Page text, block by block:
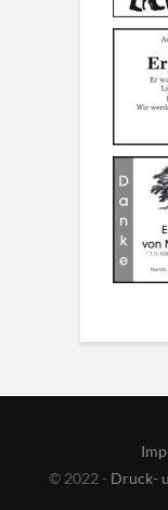
© 2022 - Druck-